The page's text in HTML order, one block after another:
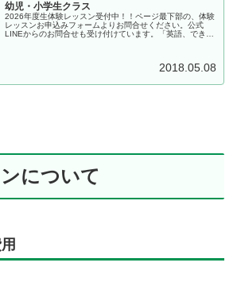
幼児・小学生クラス
2026年度生体験レッスン受付中！！ページ最下部の、体験
レッスンお申込みフォームよりお問合せください。公式
LINEからのお問合せも受け付けています。「英語、できる
2018.05.08
について